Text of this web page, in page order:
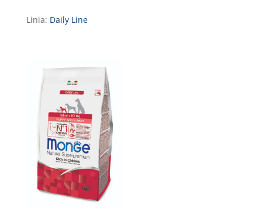
Linia: Daily Line